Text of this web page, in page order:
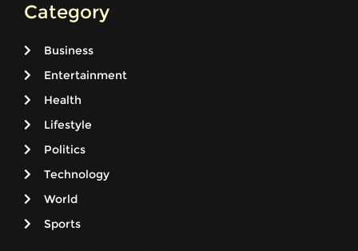
Category
Business
Entertainment
Health
Lifestyle
Politics
Technology
World
Sports